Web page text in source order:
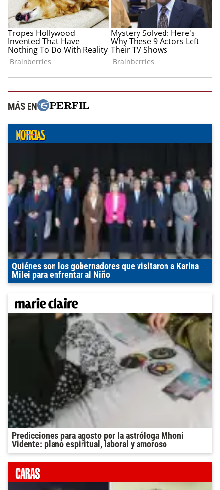
MÁS EN
Quiénes son los gobernadores que visitaron a Karina
Milei para enfrentar al Niño
Predicciones para agosto por la astróloga Mhoni
Vidente: plano espiritual, laboral y amoroso